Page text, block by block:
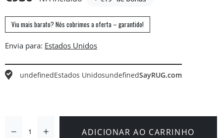
Viu mais barato? Nós cobrimos a oferta – garantido!
Envia para:
undefinedEstados UnidosundefinedSayRUG.com
ADICIONAR AO CARRINHO